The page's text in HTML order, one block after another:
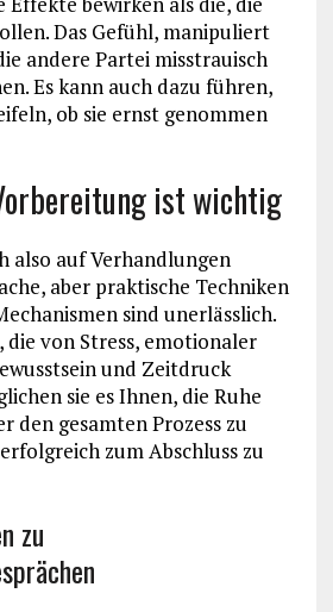
Das Gefühl, manipuliert
andere Partei misstrauisch
Es kann auch dazu führen,
ob sie ernst genommen
ist wichtig
also auf Verhandlungen
aber praktische Techniken
sind unerlässlich.
von Stress, emotionaler
und Zeitdruck
sie es Ihnen, die Ruhe
den gesamten Prozess zu
zum Abschluss zu
zu